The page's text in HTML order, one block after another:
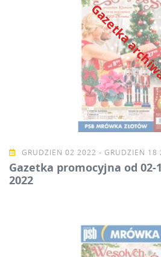
Gazetka
GRUDZIEŃ 02 2022 - GRUDZIEŃ 18
Gazetka promocyjna od 02-
2022